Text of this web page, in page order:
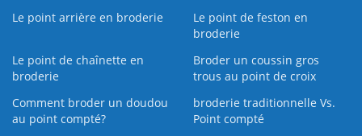
Le point arrière en broderie
Le point de feston en
broderie
Le point de chaînette en
broderie
Broder un coussin gros
trous au point de croix
Comment broder un doudou
au point compté?
broderie traditionnelle Vs.
Point compté